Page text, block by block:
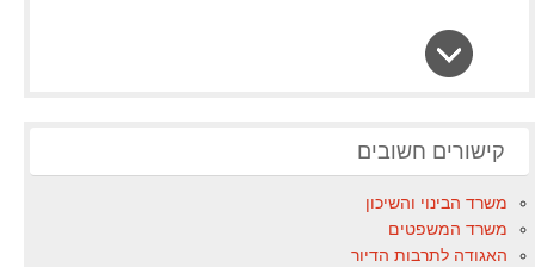
קישורים חשובים
משרד הבינוי והשיכון
משרד המשפטים
האגודה לתרבות הדיור